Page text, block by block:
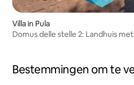
Villa in Pula
Domus delle stelle 2: Landhuis
Bestemmingen om te